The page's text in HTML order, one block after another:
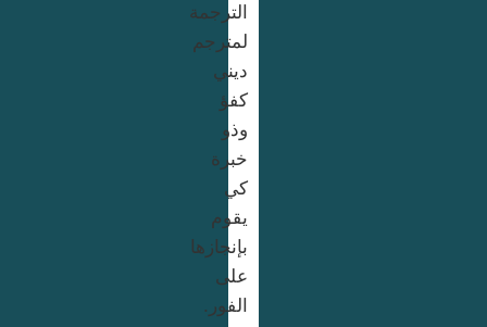
الترجمة
لمترجم
ديني
كفؤ
وذو
خبرة
كي
يقوم
بإنجازها
على
الفور.